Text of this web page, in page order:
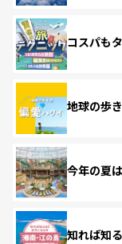
コスパも
地球の歩
今年の夏
知れば知